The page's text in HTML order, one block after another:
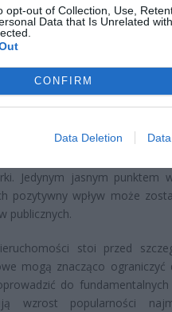
opt-out of Collection, Use,
Data that Is Unrelated
CONFIRM
Data Deletion
2026 16:06
dla milionów polskich
2026 12:56
Spowolnienie
Jedynym jasnym punktem
pozytywny wpływ może
publicznych.
stoi przed
mogą znacząco
do
wzrost popularności